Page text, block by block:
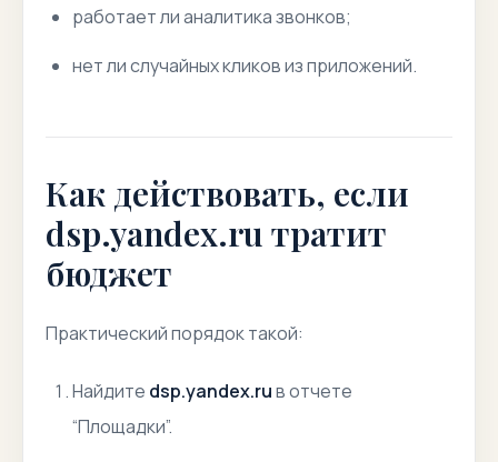
работает ли аналитика звонков;
нет ли случайных кликов из приложений.
Как действовать, если
dsp.yandex.ru тратит
бюджет
Практический порядок такой:
Найдите dsp.yandex.ruв отчете
“Площадки”.